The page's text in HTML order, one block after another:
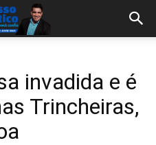
invadida e é
Trincheiras,